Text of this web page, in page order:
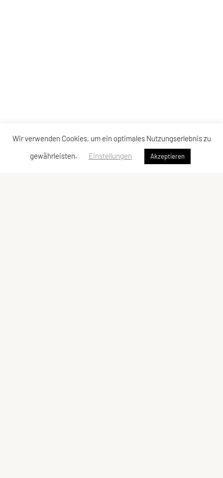
Wir verwenden Cookies, um ein optimales Nutzungserlebnis zu
gewährleisten.
Einstellungen Akzeptieren